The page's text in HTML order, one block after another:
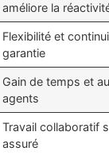
améliore la
Flexibilité et
garantie
Gain de temps et
agents
Travail collaboratif
assuré